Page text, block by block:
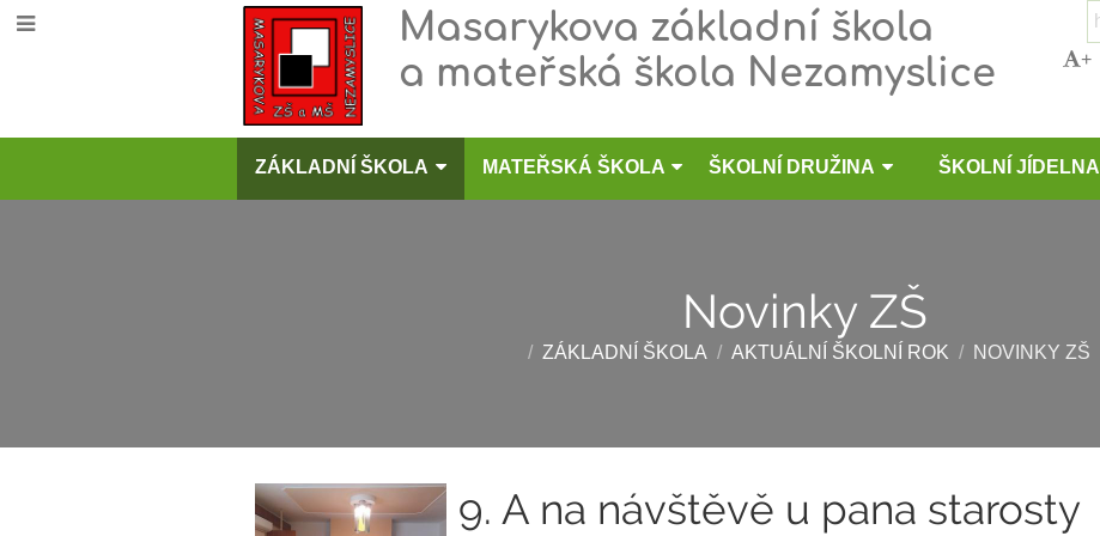
Masarykova základní škola
a mateřská škola Nezamyslice
+
ZÁKLADNÍ ŠKOLA MATEŘSKÁ ŠKOLA ŠKOLNÍ DRUŽINA ŠKOLNÍ JÍDELNA
Novinky ZŠ
/ ZÁKLADNÍ ŠKOLA / AKTUÁLNÍ ŠKOLNÍ ROK / NOVINKY ZŠ
Novinky
9. A na návštěvě u pana starosty